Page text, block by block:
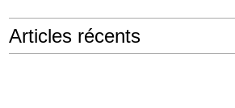
Articles récents